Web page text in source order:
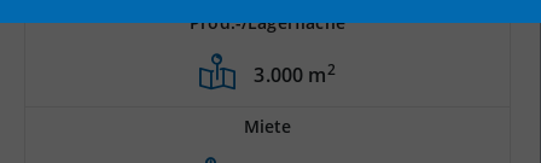
Prod.-/Lagerfläche
3.000 m2
Miete